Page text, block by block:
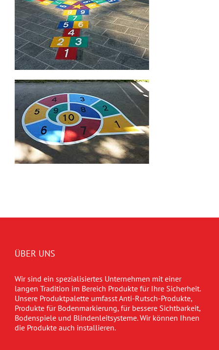
ÜBER UNS
Wir sind ein spezialisiertes Unternehmen mit einer
langen Tradition im Bereich Produkte für Ihre Sicherheit.
Unsere Produktpalette umfasst Anti-Rutsch-Produkte,
Produkte für Bodenmarkierung, für bessere Sichtbarkeit,
Bodenspiele und Blindenleitsysteme. Wir können Ihnen
die Produkte auch installieren.